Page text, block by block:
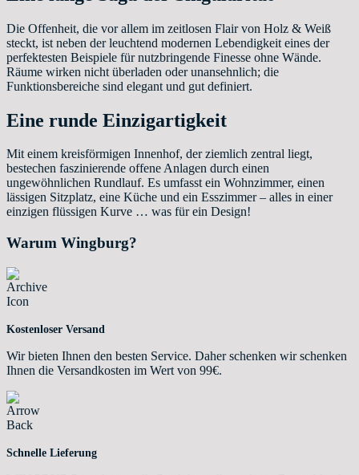
Die Offenheit, die vor allem im zeitlosen Flair von Holz & Weiß
steckt, ist neben der leuchtend modernen Lebendigkeit eines der
perfektesten Beispiele für nutzbringende Finesse ohne Wände.
Räume wirken nicht überladen oder unansehnlich; die
Funktionsbereiche sind elegant und gut definiert.
Eine runde Einzigartigkeit
Mit einem kreisförmigen Innenhof, der ziemlich zentral liegt,
bestechen faszinierende offene Anlagen durch einen
ungewöhnlichen Rundlauf. Es umfasst ein Wohnzimmer, einen
lässigen Sitzplatz, eine Küche und ein Esszimmer – alles in einer
einzigen flüssigen Kurve … was für ein Design!
Warum Wingburg?
Kostenloser Versand
Wir bieten Ihnen den besten Service. Daher schenken wir schenken
Ihnen die Versandkosten im Wert von 99€.
Schnelle Lieferung